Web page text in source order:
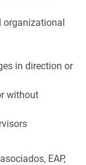
organizational
in direction or
without
EAP,